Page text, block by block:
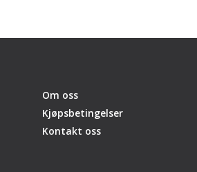
Om oss
Kjøpsbetingelser
Kontakt oss